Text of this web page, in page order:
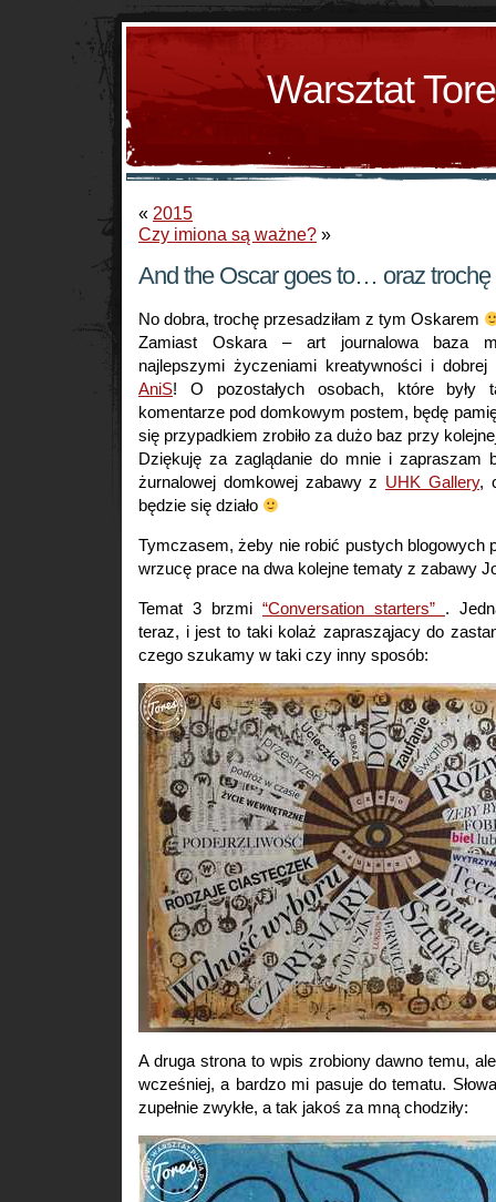
Warsztat
« 2015
Czy imiona są ważne? »
And the Oscar goes to… oraz trochę
No dobra, trochę przesadziłam z tym Oskarem
Zamiast Oskara – art journalowa baza
najlepszymi życzeniami kreatywności i dobrej
AniS! O pozostałych osobach, które były
komentarze pod domkowym postem, będę
się przypadkiem zrobiło za dużo baz przy
Dziękuję za zaglądanie do mnie i zapraszam
żurnalowej domkowej zabawy z UHK Gallery,
będzie się działo
Tymczasem, żeby nie robić pustych blogowych
wrzucę prace na dwa kolejne tematy z zabawy
Temat 3 brzmi “Conversation starters” .
teraz, i jest to taki kolaż zaprasząjacy do
czego szukamy w taki czy inny sposób:
A druga strona to wpis zrobiony dawno temu,
wcześniej, a bardzo mi pasuje do tematu.
zupełnie zwykłe, a tak jakoś za mną chodziły: